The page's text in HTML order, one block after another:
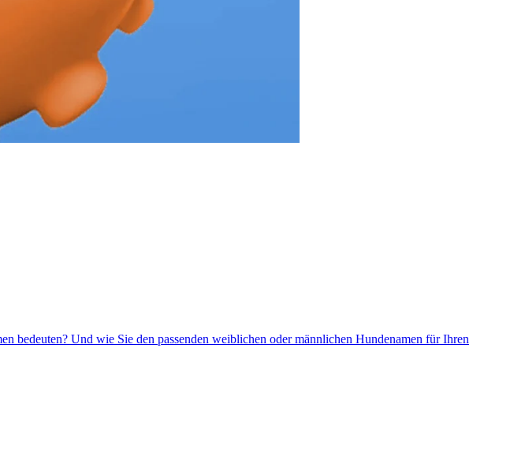
bedeuten? Und wie Sie den passenden weiblichen oder männlichen Hundenamen für Ihren